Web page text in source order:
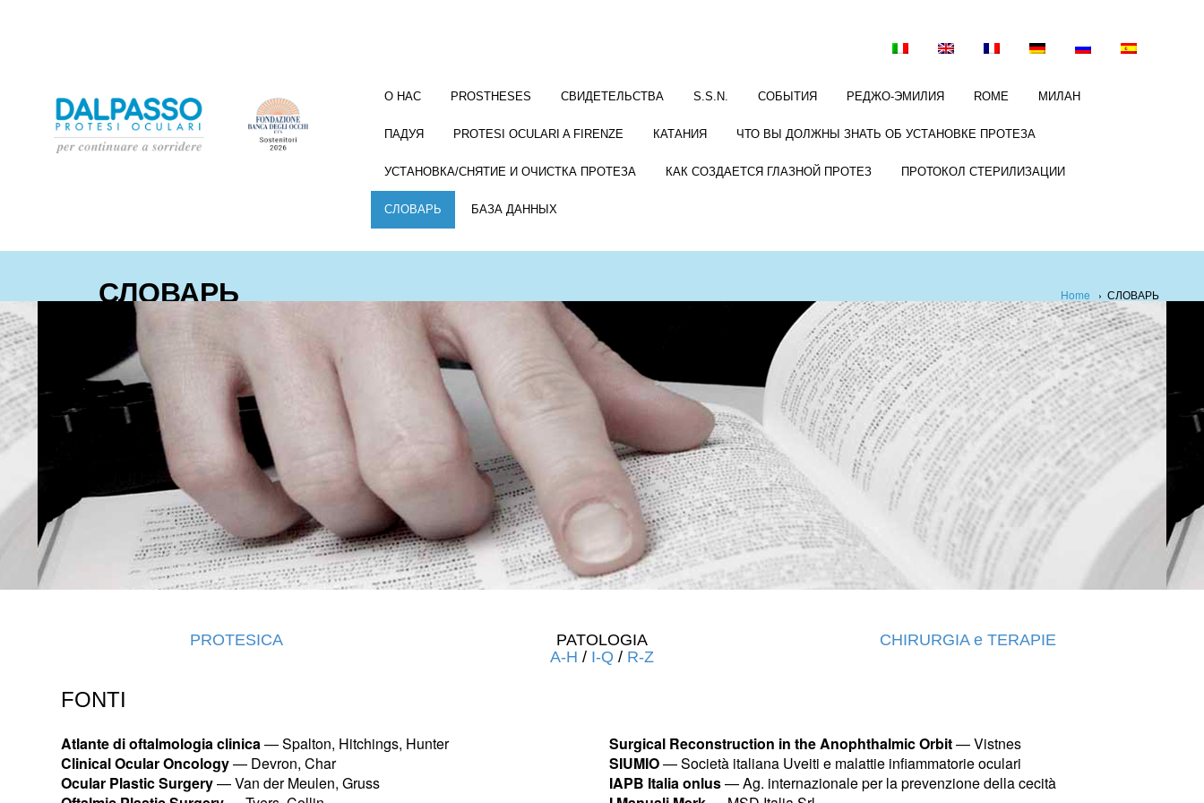
О НАС PROSTHESES СВИДЕТЕЛЬСТВА S.S.N. СОБЫТИЯ РЕДЖО-ЭМИЛИЯ ROME МИЛАН
ПАДУЯ PROTESI OCULARI A FIRENZE КАТАНИЯ ЧТО ВЫ ДОЛЖНЫ ЗНАТЬ ОБ УСТАНОВКЕ ПРОТЕЗА
УСТАНОВКА/СНЯТИЕ И ОЧИСТКА ПРОТЕЗА КАК СОЗДАЕТСЯ ГЛАЗНОЙ ПРОТЕЗ ПРОТОКОЛ СТЕРИЛИЗАЦИИ
СЛОВАРЬ БАЗА ДАННЫХ
СЛОВАРЬ Home › СЛОВАРЬ
PROTESICA
PATOLOGIA
A-H / I-Q / R-Z
CHIRURGIA e TERAPIE
FONTI
Atlante di oftalmologia clinica— Spalton, Hitchings, Hunter
Clinical Ocular Oncology— Devron, Char
Ocular Plastic Surgery— Van der Meulen, Gruss
Surgical Reconstruction in the Anophthalmic Orbit— Vistnes
SIUMIO— Società italiana Uveiti e malattie infiammatorie oculari
IAPB Italia onlus— Ag. internazionale per la prevenzione della cecità